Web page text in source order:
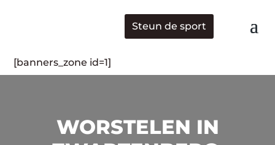
Steun de sport
[banners_zone id=1]
WORSTELEN IN